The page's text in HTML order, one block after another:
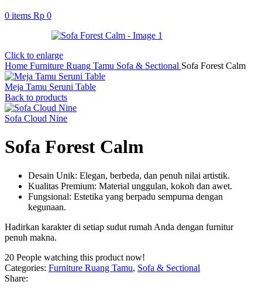
0 items Rp 0
Click to enlarge
Home Furniture Ruang Tamu Sofa & Sectional Sofa Forest Calm
Meja Tamu Seruni Table
Back to products
Sofa Cloud Nine
Sofa Forest Calm
Desain Unik: Elegan, berbeda, dan penuh nilai artistik.
Kualitas Premium: Material unggulan, kokoh dan awet.
Fungsional: Estetika yang berpadu sempurna dengan
kegunaan.
Hadirkan karakter di setiap sudut rumah Anda dengan furnitur
penuh makna.
20 People watching this product now!
Categories: Furniture Ruang Tamu, Sofa & Sectional
Share: